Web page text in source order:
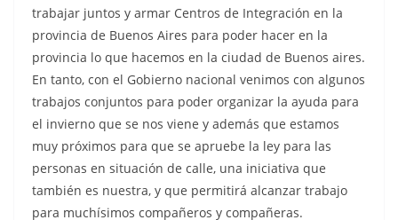
trabajar juntos y armar Centros de Integración en la
provincia de Buenos Aires para poder hacer en la
provincia lo que hacemos en la ciudad de Buenos aires.
En tanto, con el Gobierno nacional venimos con algunos
trabajos conjuntos para poder organizar la ayuda para
el invierno que se nos viene y además que estamos
muy próximos para que se apruebe la ley para las
personas en situación de calle, una iniciativa que
también es nuestra, y que permitirá alcanzar trabajo
para muchísimos compañeros y compañeras.